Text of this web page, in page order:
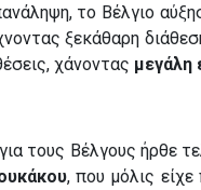
το Βέλγιο
ξεκάθαρη
χάνοντας μεγάλη
τους Βέλγους ήρθε
, που μόλις